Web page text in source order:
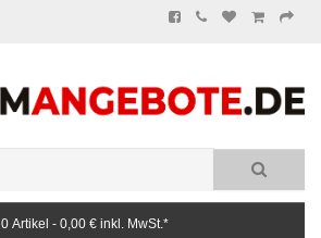
0 Artikel - 0,00 € inkl. MwSt.*